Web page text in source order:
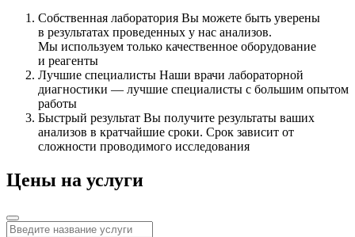
Собственная лаборатория Вы можете быть уверены
в результатах проведенных у нас анализов.
Мы используем только качественное оборудование
и реагенты
Лучшие специалисты Наши врачи лабораторной
диагностики — лучшие специалисты с большим опытом
работы
Быстрый результат Вы получите результаты ваших
анализов в кратчайшие сроки. Срок зависит от
сложности проводимого исследования
Цены на услуги